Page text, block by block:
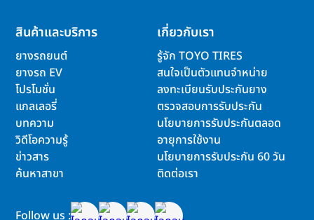
สินค้าและบริการ
ยางรถยนต์
ยางรถ EV
โปรโมชั่น
แกลเลอรี่
บทความ
วิดีโอความรู้
ข่าวสาร
ค้นหาสาขา
เกี่ยวกับเรา
รู้จัก TOYO TIRES
สนใจเป็นตัวแทนจำหน่าย
ลงทะเบียนรับประกันยาง
ตรวจสอบการรับประกัน
นโยบายการรับประกันตลอด
อายุการใช้งาน
นโยบายการรับประกัน 60 วัน
ติดต่อเรา
Follow us :